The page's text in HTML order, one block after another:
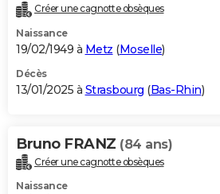
Créer une cagnotte obsèques
Naissance
19/02/1949 à Metz (Moselle)
Décès
13/01/2025 à Strasbourg (Bas-Rhin)
Bruno FRANZ (84 ans)
Créer une cagnotte obsèques
Naissance